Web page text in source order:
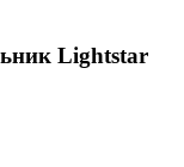
Lightstar